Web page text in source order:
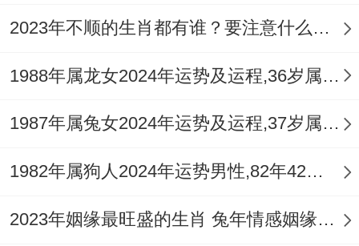
健康宫受冲克，身心调护为要务
「天克地冲」还有「七杀」的力量。会直接
冲击健康宫位，辛亥年生人纳音为「钗钏
水沸之象，需格外关注心脑血管为你，眼
「驿马」星动，体力消耗加剧，作息容易紊
2023年不顺的生肖都有谁？要注意什么呢？
1988年属龙女2024年运势及运程,36岁属龙人2024全年每月运势女性如何
1987年属兔女2024年运势及运程,37岁属兔人2024全年每月运势女性如何
1982年属狗人2024年运势男性,82年42岁属狗男2024年每月运程怎么样
2023年姻缘最旺盛的生肖 兔年情感姻缘运比较旺的属相